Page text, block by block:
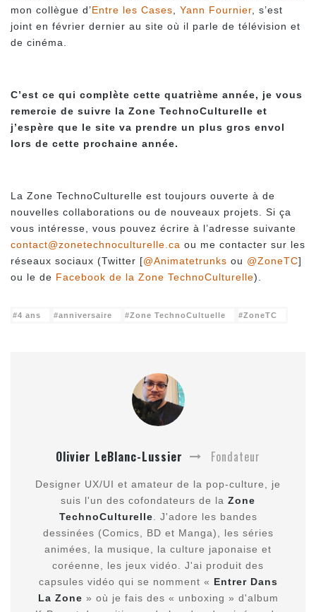
mon collègue d’Entre les Cases Yann Fournier , s’est
joint en février dernier au site où il parle de télévision et
de cinéma.
C’est ce qui complète cette quatrième année, je vous
remercie de suivre la Zone TechnoCulturelle et
j’espère que le site va prendre un plus gros envol
lors de cette prochaine année.
La Zone TechnoCulturelle est toujours ouverte à de
nouvelles collaborations ou de nouveaux projets. Si ça
vous intéresse, vous pouvez écrire à l’adresse suivante
contact@zonetechnoculturelle.ca ou me contacter sur les
réseaux sociaux (Twitter [@Animatetrunks ou @ZoneTC]
ou le de Facebook de la Zone TechnoCulturelle).
4 ans anniversaire Zone TechnoCultuelle ZoneTC
Olivier LeBlanc-Lussier Fondateur
Designer UX/UI et amateur de la pop-culture, je
suis l'un des cofondateurs de la Zone
TechnoCulturelle . J'adore les bandes
dessinées (Comics, BD et Manga), les séries
animées, la musique, la culture japonaise et
coréenne, les jeux vidéo. J'ai produit des
capsules vidéo qui se nomment « Entrer Dans
La Zone » où je fais des « unboxing » d'album